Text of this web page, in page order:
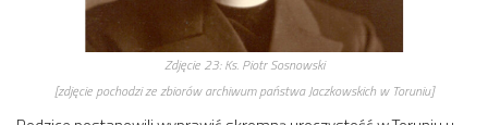
Zdjęcie 23:Ks. Piotr Sosnowski
[zdjęcie pochodzi ze zbiorów archiwum państwa Jaczkowskich w Toruniu]